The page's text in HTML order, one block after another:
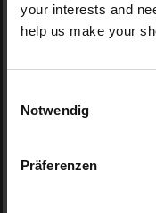
your interests and
help us make your
Notwendig
Präferenzen
Produkt